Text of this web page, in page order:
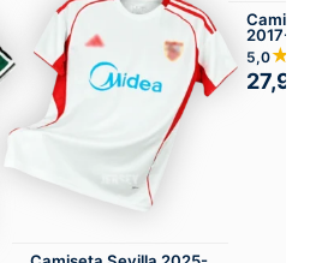
2017-
5,0
27,99